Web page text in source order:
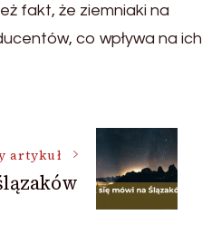
fakt, że ziemniaki na
co wpływa na ich
artykuł